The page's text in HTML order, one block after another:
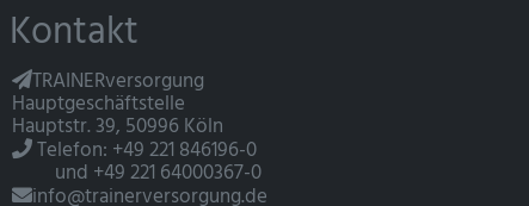
Kontakt
TRAINERversorgung
Hauptgeschäftstelle
Hauptstr. 39, 50996 Köln
Telefon: +49 221 846196-0
und +49 221 64000367-0
info@trainerversorgung.de